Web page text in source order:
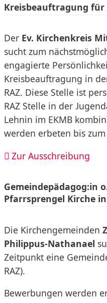
Kreisbeauftragung
Der Ev. Kirchenkreis
sucht zum
engagierte
Kreisbeauftragung in
RAZ. Diese Stelle ist
RAZ Stelle in der
Lehnin im EKMB
werden erbeten bis zum
Zur Ausschreibung
Gemeindepädagog:in
Pfarrsprengel Kirche
Die Kirchengemeinden
Philippus-Nathanael
Zeitpunkt eine
RAZ).
Bewerbungen werden